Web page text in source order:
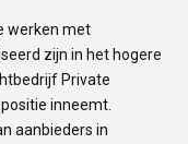
werken met
zijn in het hogere
Private
inneemt.
aanbieders in